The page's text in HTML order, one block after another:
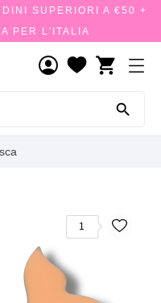
SUPERIORI A €50 +
PER L'ITALIA
shopping_cart

1